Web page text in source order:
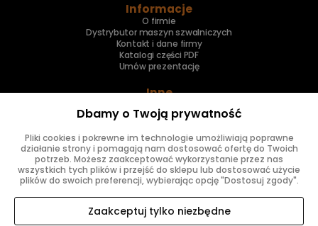
Informacje
O firmie
Dystrybutor maszyn szwalniczych
Kontakt i dane firmy
Katalogi części PDF
Umów prezentację
Inne
Naprawa maszyn
Znajdziesz nas
Dbamy o Twoją prywatność
Pliki cookies i pokrewne im technologie umożliwiają poprawne
działanie strony i pomagają nam dostosować ofertę do Twoich
potrzeb. Możesz zaakceptować wykorzystanie przez nas
wszystkich tych plików i przejść do sklepu lub dostosować użycie
plików do swoich preferencji, wybierając opcję "Dostosuj zgody".
Zaakceptuj tylko niezbędne